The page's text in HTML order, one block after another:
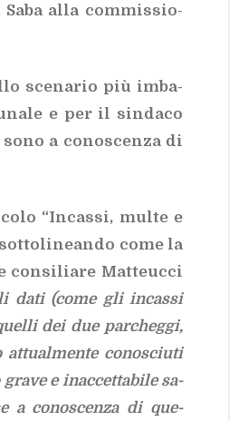
alla com­mis­sio­
sce­na­rio più im­ba­
e per il sin­da­co
a co­no­scen­za di
“In­cas­si, mul­te e
come la
con­si­lia­re Mat­teuc­ci
dati (come gli in­cas­si
dei due par­cheg­gi,
co­no­sciu­ti
gra­ve e inac­cet­ta­bi­le sa­
a co­no­scen­za di que­